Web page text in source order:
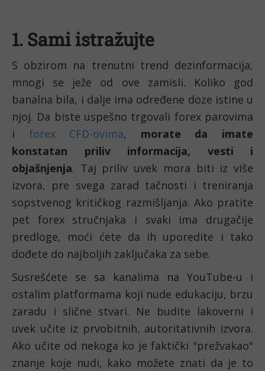
1. Sami istražujte
S obzirom na trenutni trend dezinformacija,
mnogi se ježe od ove zamisli. Koliko god
banalna bila, i dalje ima određene doze istine u
njoj. Da biste uspešno trgovali forex parovima
i forex CFD-ovima, morate da imate
konstatan priliv informacija, vesti i
objašnjenja. Taj priliv uvek mora biti iz više
izvora, pre svega zarad tačnosti i treniranja
sopstvenog kritičkog razmišljanja. Ako pratite
pet forex stručnjaka i svaki ima drugačije
predloge, moći ćete da ih uporedite i tako
dođete do najboljih zaključaka za sebe.
Susrešćete se sa kanalima na YouTube-u i
ostalim platformama koji nude edukaciju, brzu
zaradu i slične stvari. Ne budite lakoverni i
uvek učite iz prvobitnih, autoritativnih izvora.
Ako učite od nekoga ko je faktički "prežvakao"
znanje koje nudi, kako možete znati da je to